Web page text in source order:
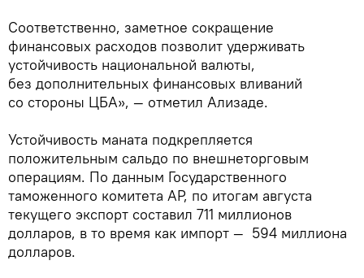
Соответственно, заметное сокращение
финансовых расходов позволит удерживать
устойчивость национальной валюты,
без дополнительных финансовых вливаний
со стороны ЦБА», — отметил Ализаде.
Устойчивость маната подкрепляется
положительным сальдо по внешнеторговым
операциям. По данным Государственного
таможенного комитета АР, по итогам августа
текущего экспорт составил 711 миллионов
долларов, в то время как импорт — 594 миллиона
долларов.